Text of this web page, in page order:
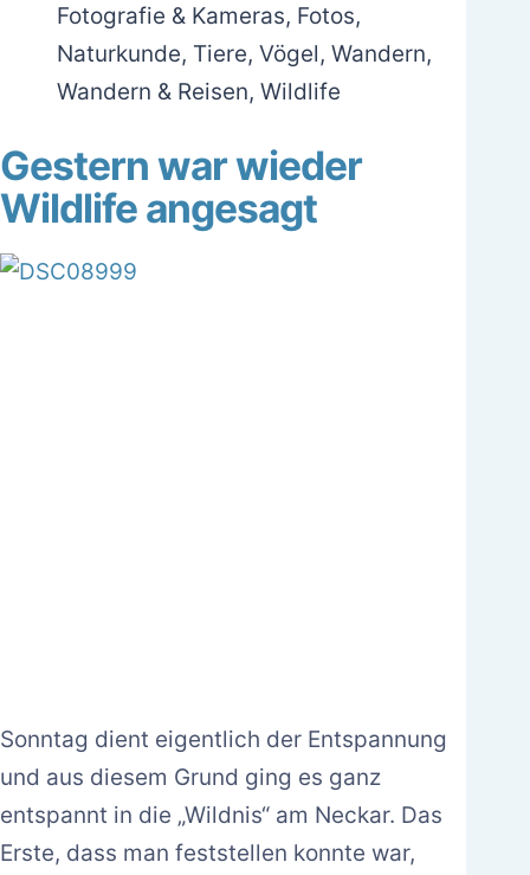
Fotografie & Kameras, Fotos,
Naturkunde, Tiere, Vögel, Wandern,
Wandern & Reisen, Wildlife
Gestern war wieder
Wildlife angesagt
Sonntag dient eigentlich der Entspannung
und aus diesem Grund ging es ganz
entspannt in die „Wildnis“ am Neckar. Das
Erste, dass man feststellen konnte war,